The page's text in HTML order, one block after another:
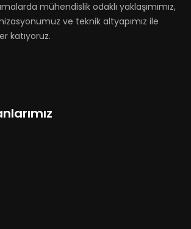
mühendislik odaklı yaklaşımımız,
ve teknik altyapımız ile
katıyoruz.